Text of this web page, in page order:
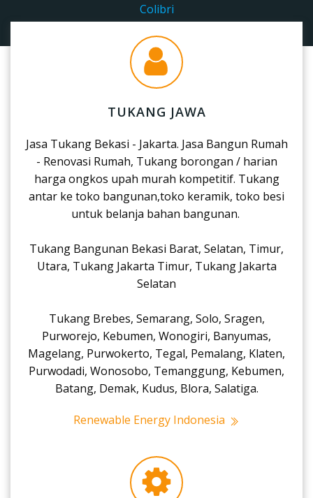
Colibri
TUKANG JAWA
Jasa Tukang Bekasi - Jakarta. Jasa Bangun Rumah
- Renovasi Rumah, Tukang borongan / harian
harga ongkos upah murah kompetitif. Tukang
antar ke toko bangunan,toko keramik, toko besi
untuk belanja bahan bangunan.
Tukang Bangunan Bekasi Barat, Selatan, Timur,
Utara, Tukang Jakarta Timur, Tukang Jakarta
Selatan
Tukang Brebes, Semarang, Solo, Sragen,
Purworejo, Kebumen, Wonogiri, Banyumas,
Magelang, Purwokerto, Tegal, Pemalang, Klaten,
Purwodadi, Wonosobo, Temanggung, Kebumen,
Batang, Demak, Kudus, Blora, Salatiga.
Renewable Energy Indonesia